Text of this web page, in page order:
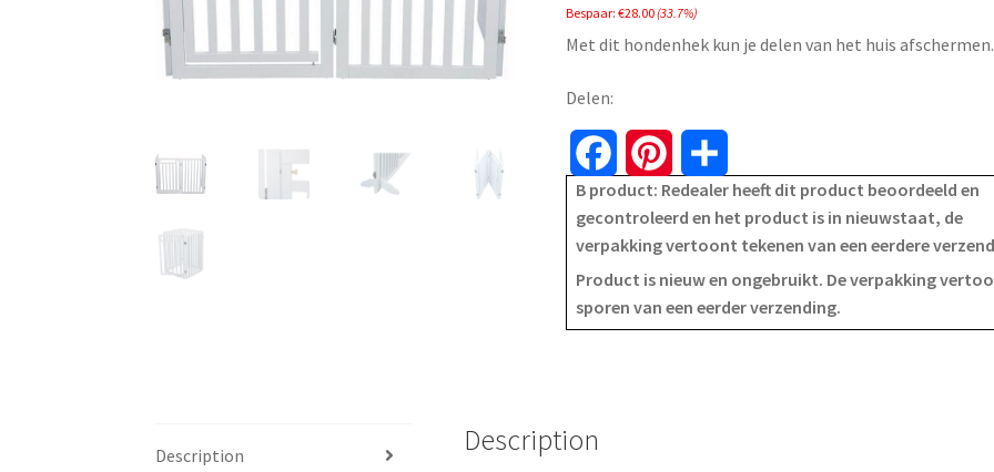
was: is:
Bespaar:€28.00(33.7%)
Met dit hondenhek kun je delen van het huis afschermen.
Delen:
a
c
e
i
n
t
h
a
r
B product: Redealer heeft dit product beoordeeld en
gecontroleerd en het product is in nieuwstaat, de
verpakking vertoont tekenen van een eerdere
Product is nieuw en ongebruikt. De verpakking
sporen van een eerder verzending.
Description Description